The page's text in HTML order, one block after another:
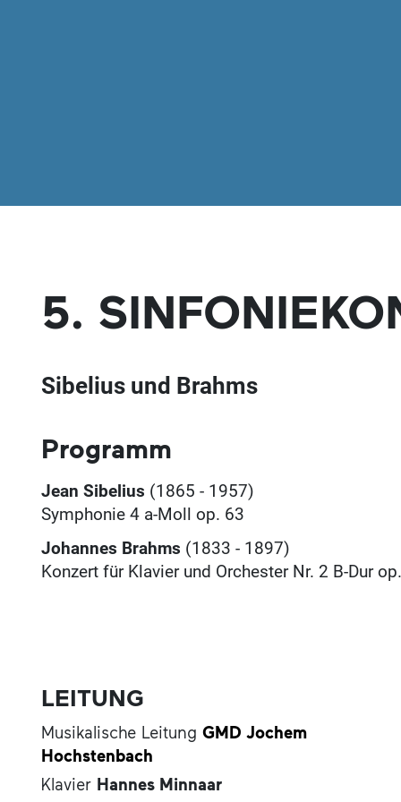
5.
Sibelius und Brahms
Programm
Jean Sibelius (1865 - 1957)
Symphonie 4 a-Moll op. 63
Johannes Brahms (1833 - 1897)
Konzert für Klavier und Orchester Nr. 2 B-Dur
LEITUNG
Musikalische Leitung GMD Jochem
Hochstenbach
Klavier Hannes Minnaar